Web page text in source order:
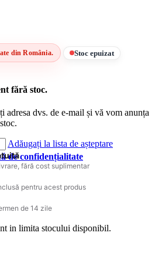
din România. Stoc epuizat
fără stoc.
dvs. de e-mail și vă vom anunța
Adăugați la lista de așteptare
de confidențialitate
fără cost suplimentar
pentru acest produs
de 14 zile
in limita stocului disponibil.